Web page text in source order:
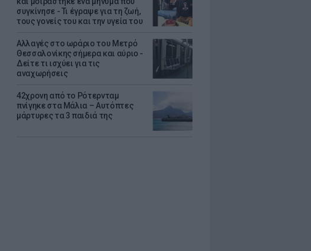
συγκίνησε - Τι έγραψε για τη ζωή,
τους γονείς του και την υγεία του
Αλλαγές στο ωράριο του Μετρό
Θεσσαλονίκης σήμερα και αύριο -
Δείτε τι ισχύει για τις
αναχωρήσεις
42χρονη από το Ρότερνταμ
πνίγηκε στα Μάλια – Αυτόπτες
μάρτυρες τα 3 παιδιά της